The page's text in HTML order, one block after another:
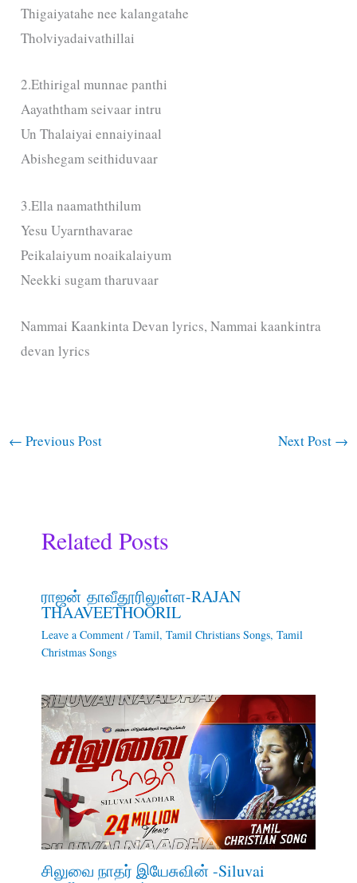
Thigaiyatahe nee kalangatahe
Tholviyadaivathillai
2.Ethirigal munnae panthi
Aayaththam seivaar intru
Un Thalaiyai ennaiyinaal
Abishegam seithiduvaar
3.Ella naamaththilum
Yesu Uyarnthavarae
Peikalaiyum noaikalaiyum
Neekki sugam tharuvaar
Nammai Kaankinta Devan lyrics, Nammai kaankintra
devan lyrics
← Previous Post Next Post →
Related Posts
ராஜன் தாவீதூரிலுள்ள-RAJAN
THAAVEETHOORIL
Leave a Comment / Tamil, Tamil Christians Songs, Tamil
Christmas Songs
சிலுவை நாதர் இயேசுவின் -Siluvai